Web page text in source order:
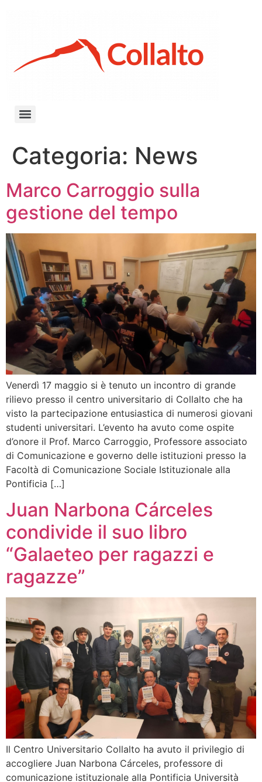
Categoria: News
Marco Carroggio sulla
gestione del tempo
Venerdì 17 maggio si è tenuto un incontro di grande
rilievo presso il centro universitario di Collalto che ha
visto la partecipazione entusiastica di numerosi giovani
studenti universitari. L’evento ha avuto come ospite
d’onore il Prof. Marco Carroggio, Professore associato
di Comunicazione e governo delle istituzioni presso la
Facoltà di Comunicazione Sociale Istituzionale alla
Pontificia […]
Juan Narbona Cárceles
condivide il suo libro
“Galaeteo per ragazzi e
ragazze”
Il Centro Universitario Collalto ha avuto il privilegio di
accogliere Juan Narbona Cárceles, professore di
comunicazione istituzionale alla Pontificia Università